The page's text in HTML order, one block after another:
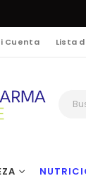
Cuenta Lista